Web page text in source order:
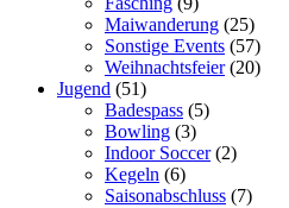
Maiwanderung (25)
Sonstige Events (57)
Weihnachtsfeier(20)
Jugend (51)
Badespass (5)
Bowling (3)
Indoor Soccer(2)
Kegeln (6)
Saisonabschluss (7)